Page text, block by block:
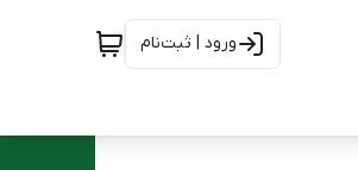
ورود | ثبت‌نام